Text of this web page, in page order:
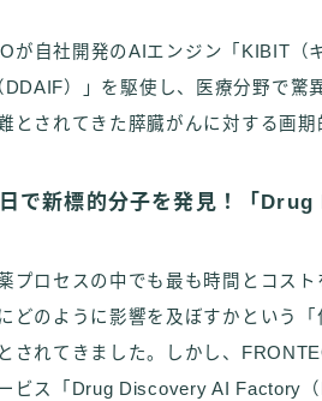
が自社開発のAIエンジン「KIBIT（
DDAIF）」を駆使し、医療分野で驚
とされてきた膵臓がんに対する画期
で新標的分子を発見！「
プロセスの中でも最も時間とコス
どのように影響を及ぼすかという
されてきました。しかし、
ビス「Drug Discovery AI Factory